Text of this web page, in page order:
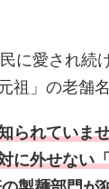
に愛され続
祖」の老舗
られていま
に外せない